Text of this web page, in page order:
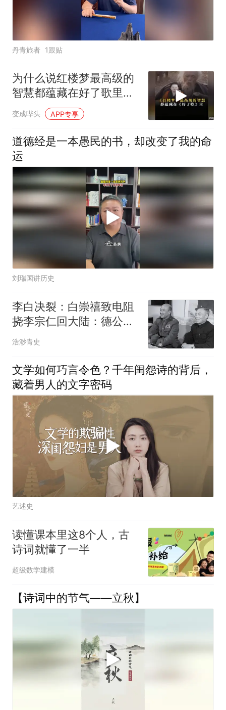
丹青旅者 1跟贴
为什么说红楼梦最高级的
智慧都蕴藏在好了歌里
面？
变成哔头 APP专享
道德经是一本愚民的书，却改变了我的命
运
刘瑞国讲历史
李白决裂：白崇禧致电阻
挠李宗仁回大陆：德公为
敌张目，自毁晚节
浩渺青史
文学如何巧言令色？千年闺怨诗的背后，
藏着男人的文字密码
艺述史
读懂课本里这8个人，古
诗词就懂了一半
超级数学建模
【诗词中的节气——立秋】